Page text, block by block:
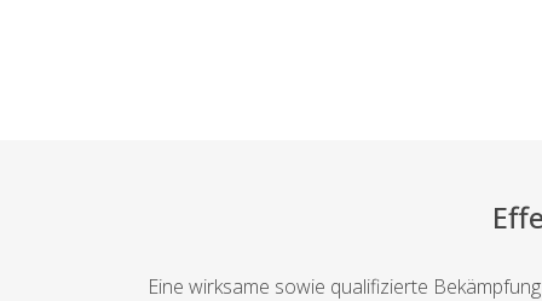
Eine wirksame sowie qualifizierte